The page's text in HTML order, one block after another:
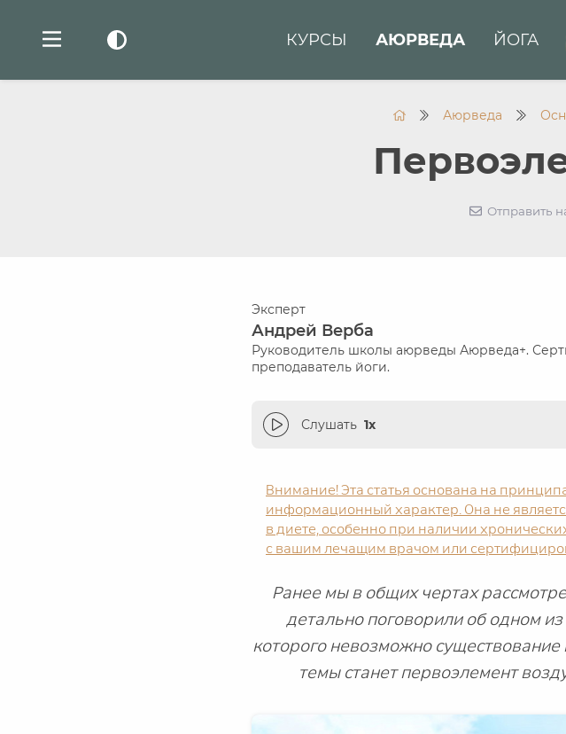
КУРСЫ АЮРВЕДА ЙОГА
Аюрведа
Отправить
Эксперт
Андрей Верба
Руководитель школы аюрведы Аюрведа+.
преподаватель йоги.
Слушать 1x
Внимание! Эта статья основана на
информационный характер. Она не
в диете, особенно при наличии
с вашим лечащим врачом или
Ранее мы в общих чертах
детально поговорили об одном
которого невозможно
темы станет первоэлемент